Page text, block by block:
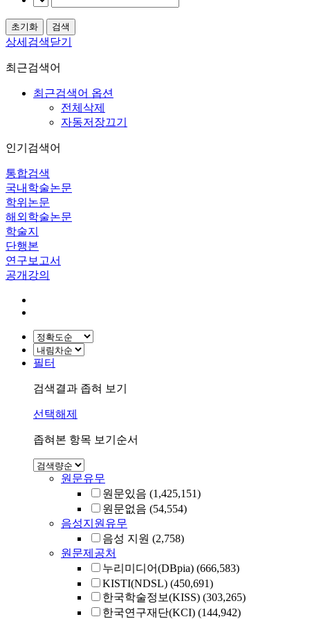
상세검색닫기
최근검색어
최근검색어 옵션
전체삭제
자동저장끄기
인기검색어
통합검색
국내학술논문
학위논문
해외학술논문
학술지
단행본
연구보고서
공개강의
필터
검색결과 좁혀 보기
선택해제
좁혀본 항목 보기순서
원문유무
원문있음 (1,425,151)
원문없음 (54,554)
음성지원유무
음성 지원 (2,758)
원문제공처
누리미디어(DBpia) (666,583)
KISTI(NDSL) (450,691)
한국학술정보(KISS) (303,265)
한국연구재단(KCI) (144,942)